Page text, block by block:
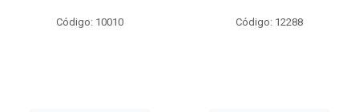
Código: 10010 Código: 12288